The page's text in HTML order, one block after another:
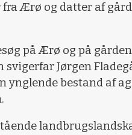
Ærø og datter af
på Ærø og på
svigerfar Jørgen
ynglende bestand af